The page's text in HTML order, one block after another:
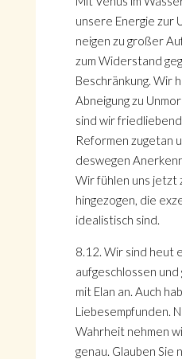
unsere Energie zur
neigen zu großer
zum Widerstand
Beschränkung. Wir
Abneigung zu
sind wir
Reformen zugetan
deswegen
Wir fühlen uns jetzt
hingezogen, die
idealistisch sind.
8.12. Wir sind heut
aufgeschlossen
mit Elan an. Auch
Liebesempfunden.
Wahrheit nehmen
genau. Glauben Sie